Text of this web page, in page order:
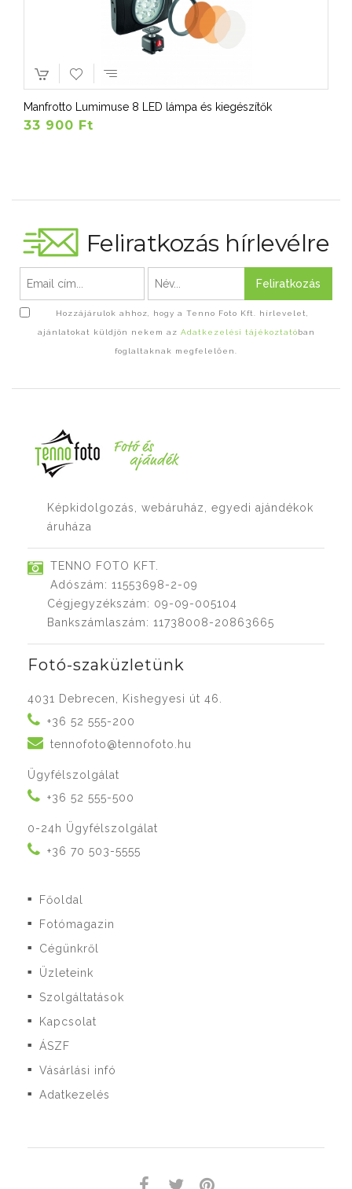
Manfrotto Lumimuse 8 LED lámpa és kiegészítők
33 900 Ft
Feliratkozás hírlevélre
Feliratkozás
Hozzájárulok ahhoz, hogy a Tenno Foto Kft. hírlevelet,
ajánlatokat küldjön nekem az Adatkezelési tájékoztatóban
foglaltaknak megfelelően.
Képkidolgozás, webáruház, egyedi ajándékok
áruháza
TENNO FOTO KFT.
Adószám: 11553698-2-09
Cégjegyzékszám: 09-09-005104
Bankszámlaszám: 11738008-20863665
Fotó-szaküzletünk
4031 Debrecen, Kishegyesi út 46.
+36 52 555-200
tennofoto@tennofoto.hu
Ügyfélszolgálat
+36 52 555-500
0-24h Ügyfélszolgálat
+36 70 503-5555
■ Főoldal
■ Fotómagazin
■ Cégünkről
■ Üzleteink
■ Szolgáltatások
■ Kapcsolat
■ ÁSZF
■ Vásárlási infó
■ Adatkezelés